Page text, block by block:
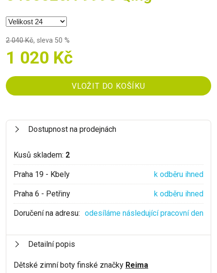
2 040 Kč, sleva 50 %
1 020 Kč
Dostupnost na prodejnách
Kusů skladem: 2
Praha 19 - Kbely k odběru ihned
Praha 6 - Petřiny k odběru ihned
Doručení na adresu: odesíláme následující pracovní den
Detailní popis
Dětské zimní boty finské značky Reima